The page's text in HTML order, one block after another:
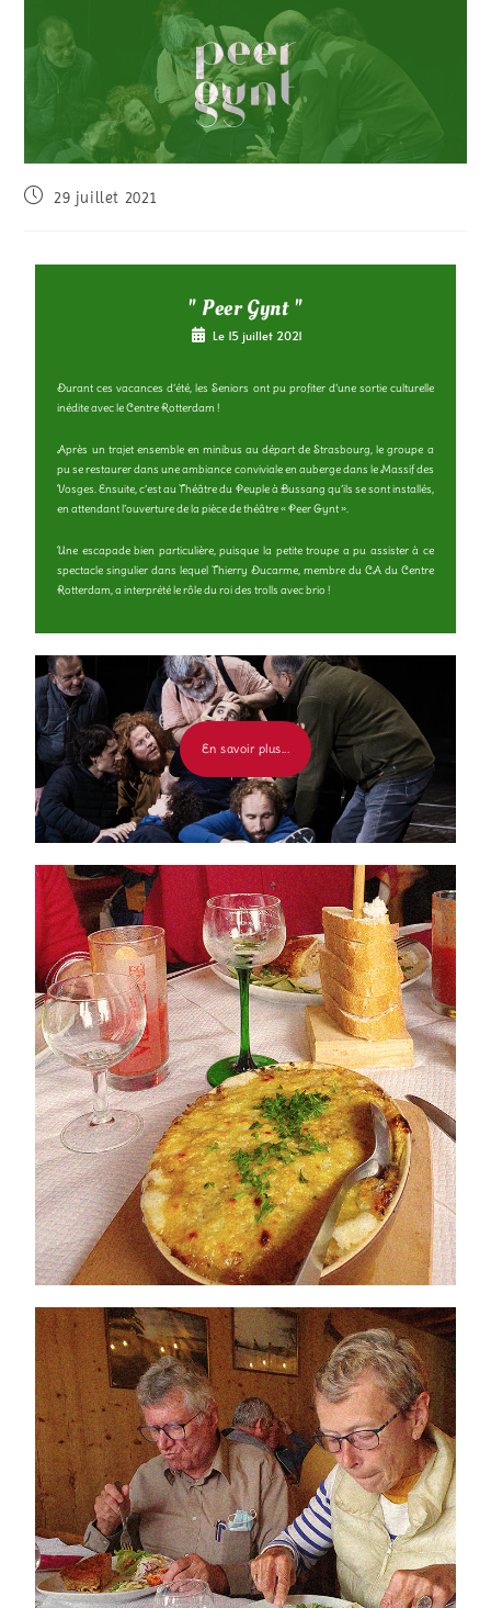
29 juillet 2021
" Peer Gynt "
Le 15 juillet 2021
Durant ces vacances d’été, les Seniors ont pu profiter d’une sortie culturelle
inédite avec le Centre Rotterdam !
Après un trajet ensemble en minibus au départ de Strasbourg, le groupe a
pu se restaurer dans une ambiance conviviale en auberge dans le Massif des
Vosges. Ensuite, c’est au Théâtre du Peuple à Bussang qu’ils se sont installés,
en attendant l’ouverture de la pièce de théâtre « Peer Gynt ».
Une escapade bien particulière, puisque la petite troupe a pu assister à ce
spectacle singulier dans lequel Thierry Ducarme, membre du CA du Centre
Rotterdam, a interprété le rôle du roi des trolls avec brio !
En savoir plus...